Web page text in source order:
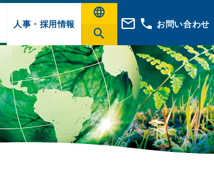
人事・採用情報 お問い合わせ